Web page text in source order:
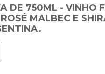
DE 750ML - VINHO
MALBEC E